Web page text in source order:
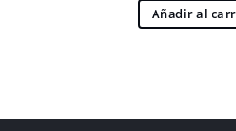
era:
Añadir al